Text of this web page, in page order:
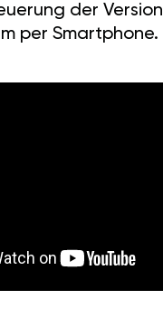
der Version
per Smartphone.